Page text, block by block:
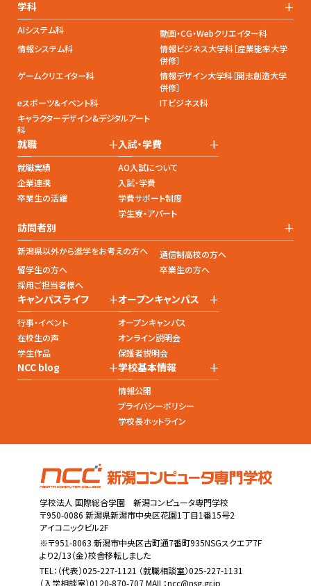
学科 +
AIシステム科
動画・CG・Webクリエイター科
情報システム科
情報ビジネス大学科［産業能率大学
併修］
ゲームクリエイター科
情報デザイン大学科［開志創造大学
併修］
eスポーツ&イベント科
ITビジネス科
キャラクターデザイン&デジタルアート
科
就職 +
就職実績
企業連携
卒業生の活躍
入試・学費 +
AO入試について
入試・学費
学費サポート制度
学生寮・アパート
訪問者別 +
新潟県以外から進学をお考えの方へ
通信制高校の方へ
留学生の方へ
卒業生の方へ
採用ご担当者様へ
キャンパスライフ +
行事・イベント
在校生の声
学生作品
オープンキャンパス +
オープンキャンパス
オンライン説明会
保護者説明会
NCC blog +学校基本情報 +
情報公開
プライバシーポリシー
学校長ホットライン
学校法人 国際総合学園 新潟コンピュータ専門学校
〒950-0086 新潟県新潟市中央区花園1丁目1番15号2
アイコニックビル2F
※〒951-8063 新潟市中央区古町通7番町935NSGスクエア7F
より2/13（金）校舎移転しました
TEL： （代表）025-227-1121 （就職相談室）025-227-1131
（入学相談室）0120-870-707 MAIL：ncc@nsg.gr.jp